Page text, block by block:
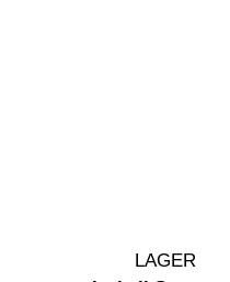
LAGER